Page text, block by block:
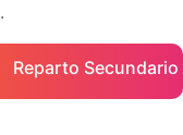
Reparto Secundario